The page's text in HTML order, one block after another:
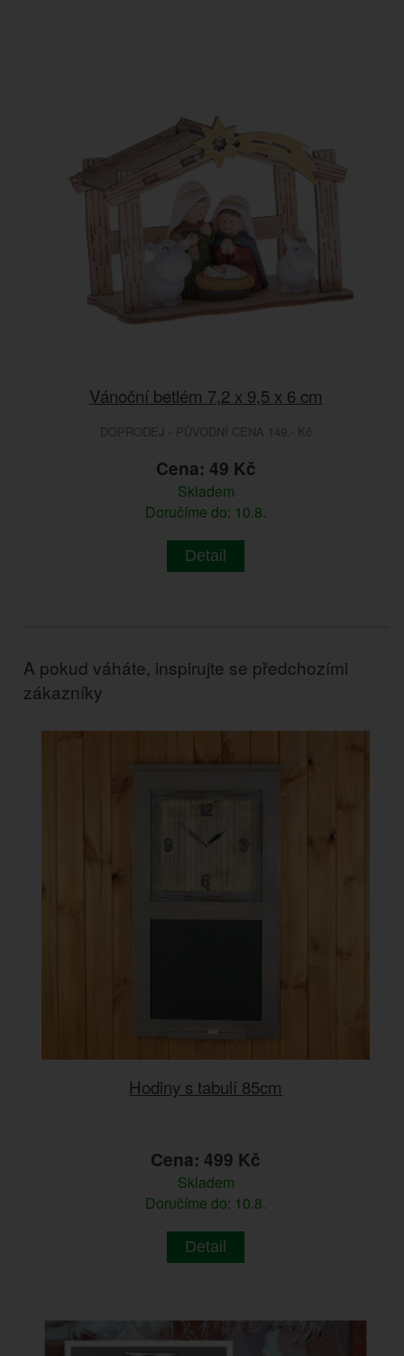
Vánoční betlém 7,2 x 9,5 x 6 cm
DOPRODEJ - PŮVODNÍ CENA 149.- Kč
Cena: 49 Kč
Skladem
Doručíme do: 10.8.
Detail
A pokud váháte, inspirujte se předchozími
zákazníky
Hodiny s tabulí 85cm
Cena: 499 Kč
Skladem
Doručíme do: 10.8.
Detail